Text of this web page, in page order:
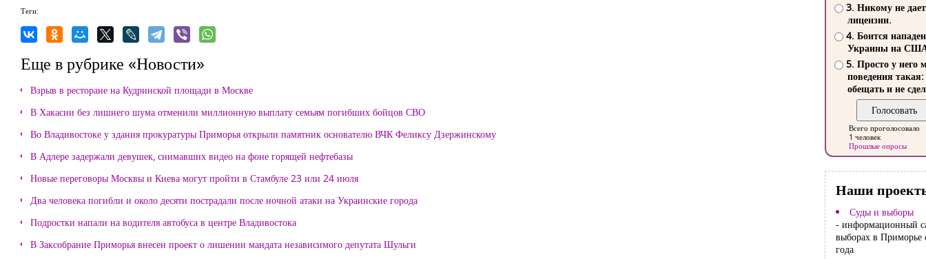
Теги:
Еще в рубрике «Новости»
Взрыв в ресторане на Кудринской площади в Москве
В Хакасии без лишнего шума отменили миллионную выплату семьям погибших бойцов СВО
Во Владивостоке у здания прокуратуры Приморья открыли памятник основателю ВЧК Феликсу Дзержинскому
В Адлере задержали девушек, снимавших видео на фоне горящей нефтебазы
Новые переговоры Москвы и Киева могут пройти в Стамбуле 23 или 24 июля
Два человека погибли и около десяти пострадали после ночной атаки на Украинские города
Подростки напали на водителя автобуса в центре Владивостока
В Заксобрание Приморья внесен проект о лишении мандата независимого депутата Шульги
3. Никому не
лицензии.
4. Боится
Украины на
5. Просто у него
поведения такая:
обещать и не
Всего проголосовало
1 человек
Прошлые опросы
Наши
Суды и выборы
- информационный
выборах в Приморье
года